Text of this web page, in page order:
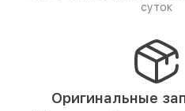
суток
Оригинальные